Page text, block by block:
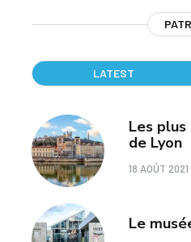
LATEST
Les
de Lyon
18 AOÛT 2021
Le